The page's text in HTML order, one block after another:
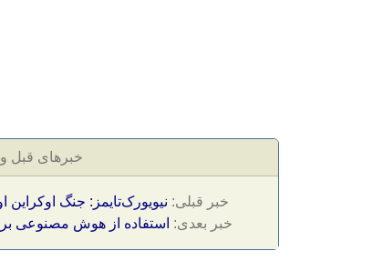
خبرهای قبل و
خبر قبلی: نیویورک‌تایمز: جنگ
خبر بعدی: استفاده از هوش مصنوعی